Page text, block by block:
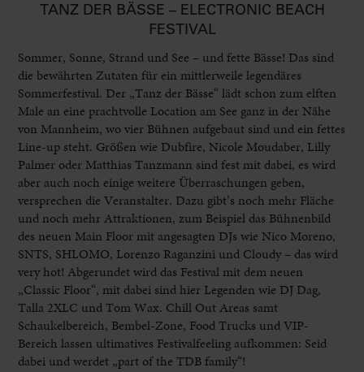
TANZ DER BÄSSE – ELECTRONIC BEACH
FESTIVAL
Sommer, Sonne, Strand und See – und fette Bässe! Das sind
die bewährten Zutaten für ein mittlerweile legendäres
Sommerfestival. Der „Tanz der Bässe“ lädt schon zum elften
Male an eine prachtvolle Location am See ganz in der Nähe
von Mannheim, wo vier Bühnen aufgebaut sind und ein fettes
Line-up steht. Größen wie Dubfire, Nicole Moudaber, Lilly
Palmer oder Matthias Tanzmann sind fest mit dabei, es wird
aber auch noch einige weitere Überraschungen geben,
versprechen die Veranstalter. Dazu gibt’s noch mehr Fläche
und noch mehr Attraktionen, zum Beispiel das Bühnenbild
des neuen Main Floor mit angesagten DJs wie Nico Moreno,
SNTS, SHLOMO, Lorenzo Raganzini und Cloudy – das wird
very hot! Abgerundet wird das Festival mit dem neuen
„Classic Floor“, mit dabei sind hier Legenden wie DJ Dag,
Talla 2XLC und Tom Wax. Chill Out Areas samt
Schaukelbereich, Bembel-Zone, Food Trucks und VIP-
Bereich lassen ultimatives Festivalfeeling aufkommen: Seid
dabei und werdet „part of the TDB family“!